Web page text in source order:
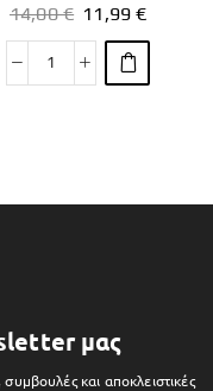
14,00€ 11,99€
μας
και αποκλειστικές